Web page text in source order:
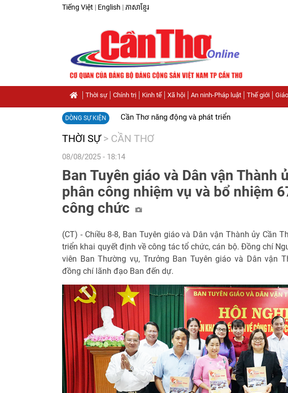
Tiếng Việt | English | ភាសាខ្មែរ
Thời sự Chính trị Kinh tế Xã hội An ninh-Pháp luật Thế giới
DÒNG SỰ KIỆN Cần Thơ năng động và phát triển
THỜI SỰ > CẦN THƠ
08/08/2025 - 18:14
Ban Tuyên giáo và Dân vận Thành
phân công nhiệm vụ và bổ nhiệm
công chức
(CT) - Chiều 8-8, Ban Tuyên giáo và Dân vận Thành ủy Cần
triển khai quyết định về công tác tổ chức, cán bộ. Đồng chí
viên Ban Thường vụ, Trưởng Ban Tuyên giáo và Dân vận
đồng chí lãnh đạo Ban đến dự.